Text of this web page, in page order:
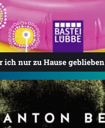
ich nur zu Hause geblieben